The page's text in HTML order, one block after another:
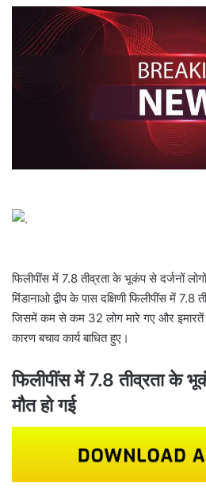
a
e
फिलीपींस में 7.8 तीव्रता के भूकंप से दर्जनों
मिंडानाओ द्वीप के पास दक्षिणी फिलीपींस में
जिसमें कम से कम 32 लोग मारे गए और
कारण बचाव कार्य बाधित हुए।
फिलीपींस में 7.8 तीव्रता के
मौत हो गई